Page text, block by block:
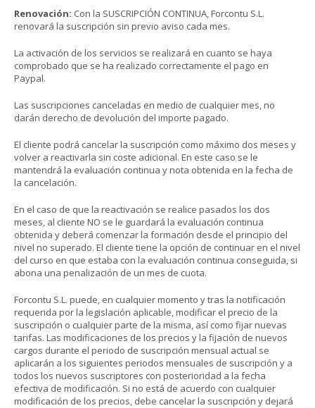
Renovación: Con la SUSCRIPCIÓN CONTINUA, Forcontu S.L.
renovará la suscripción sin previo aviso cada mes.
La activación de los servicios se realizará en cuanto se haya
comprobado que se ha realizado correctamente el pago en
Paypal.
Las suscripciones canceladas en medio de cualquier mes, no
darán derecho de devolución del importe pagado.
El cliente podrá cancelar la suscripción como máximo dos meses y
volver a reactivarla sin coste adicional. En este caso se le
mantendrá la evaluación continua y nota obtenida en la fecha de
la cancelación.
En el caso de que la reactivación se realice pasados los dos
meses, al cliente NO se le guardará la evaluación continua
obtenida y deberá comenzar la formación desde el principio del
nivel no superado. El cliente tiene la opción de continuar en el nivel
del curso en que estaba con la evaluación continua conseguida, si
abona una penalización de un mes de cuota.
Forcontu S.L. puede, en cualquier momento y tras la notificación
requerida por la legislación aplicable, modificar el precio de la
suscripción o cualquier parte de la misma, así como fijar nuevas
tarifas. Las modificaciones de los precios y la fijación de nuevos
cargos durante el periodo de suscripción mensual actual se
aplicarán a los siguientes periodos mensuales de suscripción y a
todos los nuevos suscriptores con posterioridad a la fecha
efectiva de modificación. Si no está de acuerdo con cualquier
modificación de los precios, debe cancelar la suscripción y dejará